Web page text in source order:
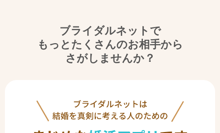
ブライダルネットで
もっとたくさんのお相手から
さがしませんか？